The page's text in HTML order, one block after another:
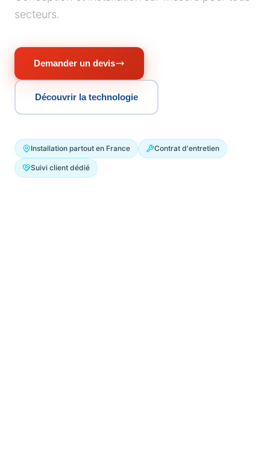
secteurs.
Demander un devis
Découvrir la technologie
Installation partout en France Contrat d'entretien
Suivi client dédié